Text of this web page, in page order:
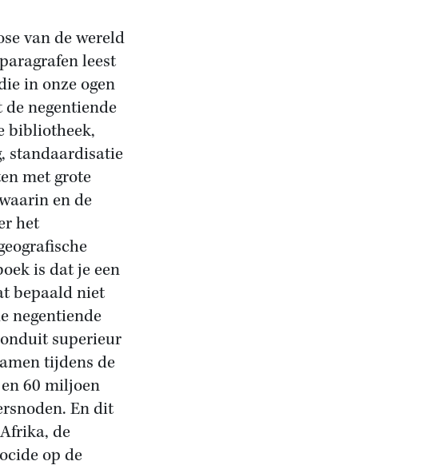
van de wereld
leest
in onze ogen
negentiende
bibliotheek,
standaardisatie
met grote
en de
het
is dat je een
bepaald niet
negentiende
superieur
tijdens de
60 miljoen
En dit
de
op de